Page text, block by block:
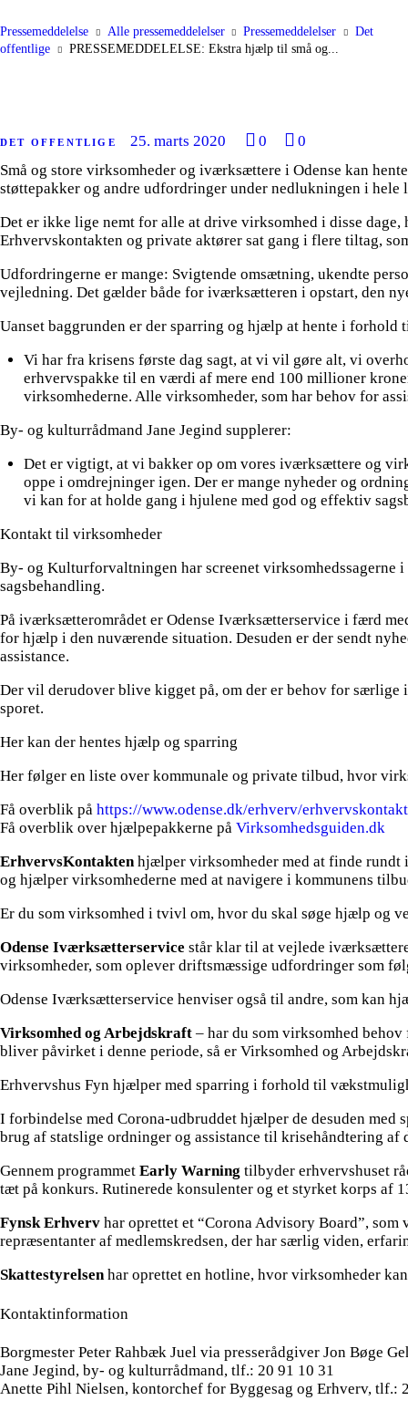
Pressemeddelelse Alle pressemeddelelser Pressemeddelelser
Det
offentlige
PRESSEMEDDELELSE: Ekstra hjælp til små og...
DET OFFENTLIGE 25. marts 2020 0
0
Små og store virksomheder og iværksættere i Odense kan
støttepakker og andre udfordringer under nedlukningen i
Det er ikke lige nemt for alle at drive virksomhed i disse
Erhvervskontakten og private aktører sat gang i flere tiltag,
Udfordringerne er mange: Svigtende omsætning, ukendte
vejledning. Det gælder både for iværksætteren i opstart, den
Uanset baggrunden er der sparring og hjælp at hente i
Vi har fra krisens første dag sagt, at vi vil gøre alt, vi
erhvervspakke til en værdi af mere end 100 millioner
virksomhederne. Alle virksomheder, som har behov for
By- og kulturrådmand Jane Jegind supplerer:
Det er vigtigt, at vi bakker op om vores iværksættere og
oppe i omdrejninger igen. Der er mange nyheder og
vi kan for at holde gang i hjulene med god og effektiv
Kontakt til virksomheder
By- og Kulturforvaltningen har screenet virksomhedssagerne
sagsbehandling.
På iværksætterområdet er Odense Iværksætterservice i færd
for hjælp i den nuværende situation. Desuden er der sendt
assistance.
Der vil derudover blive kigget på, om der er behov for
sporet.
Her kan der hentes hjælp og sparring
Her følger en liste over kommunale og private tilbud, hvor
Få overblik på https://www.odense.dk/erhverv/
Få overblik over hjælpepakkerne på Virksomhedsguiden.dk
ErhvervsKontaktenhjælper virksomheder med at finde rundt
og hjælper virksomhederne med at navigere i kommunens
Er du som virksomhed i tvivl om, hvor du skal søge hjælp og
Odense Iværksætterservice står klar til at vejlede
virksomheder, som oplever driftsmæssige udfordringer som
Odense Iværksætterservice henviser også til andre, som kan
Virksomhed og Arbejdskraft – har du som virksomhed
bliver påvirket i denne periode, så er Virksomhed og
Erhvervshus Fyn hjælper med sparring i forhold til
I forbindelse med Corona-udbruddet hjælper de desuden
brug af statslige ordninger og assistance til krisehåndtering af
Gennem programmet Early Warning tilbyder erhvervshuset
tæt på konkurs. Rutinerede konsulenter og et styrket korps
Fynsk Erhverv har oprettet et “Corona Advisory Board”,
repræsentanter af medlemskredsen, der har særlig viden,
Skattestyrelsenhar oprettet en hotline, hvor virksomheder
Kontaktinformation
Borgmester Peter Rahbæk Juel via presserådgiver Jon Bøge
Jane Jegind, by- og kulturrådmand, tlf.: 20 91 10 31
Anette Pihl Nielsen, kontorchef for Byggesag og Erhverv, tlf.: